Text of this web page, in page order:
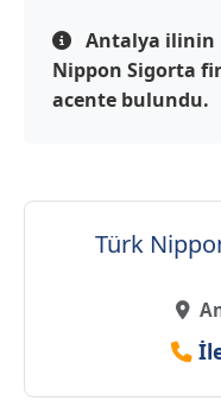
Antalya ilinin
Nippon Sigorta
acente bulundu.
Türk